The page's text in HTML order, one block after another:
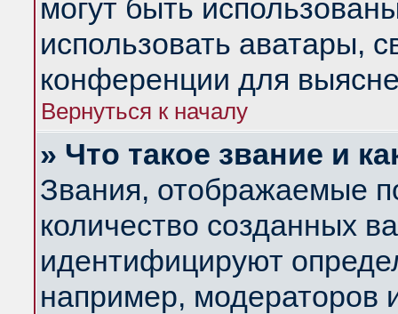
могут быть
использовать аватары,
конференции для
Вернуться к началу
» Что такое звание и
Звания, отображаемые
количество созданных
идентифицируют
например, модераторов